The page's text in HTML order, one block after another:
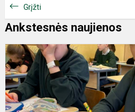
Grįžti
Ankstesnės naujienos